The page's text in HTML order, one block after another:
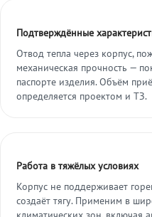
Подтверждённые
Отвод тепла через корпус,
механическая прочность —
паспорте изделия. Объём
определяется проектом и ТЗ.
Работа в тяжёлых условиях
Корпус не поддерживает
создаёт тягу. Применим в